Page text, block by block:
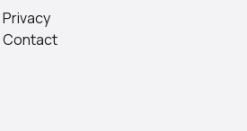
Privacy
Contact